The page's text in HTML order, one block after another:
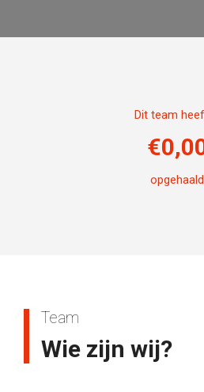
Dit team
€
opgehaald
Team
Wie zijn wij?